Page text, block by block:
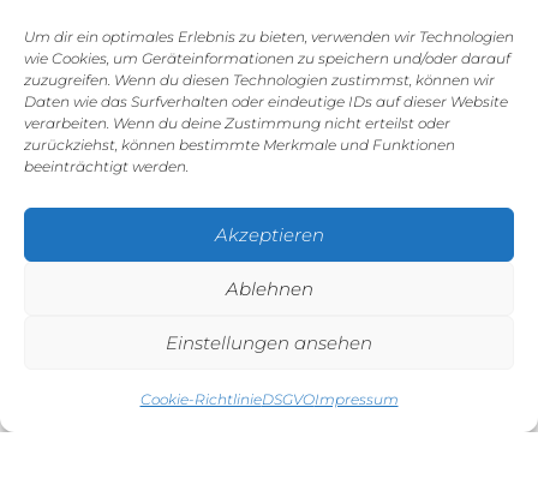
Um dir ein optimales Erlebnis zu bieten, verwenden wir Technologien
wie Cookies, um Geräteinformationen zu speichern und/oder darauf
zuzugreifen. Wenn du diesen Technologien zustimmst, können wir
Daten wie das Surfverhalten oder eindeutige IDs auf dieser Website
verarbeiten. Wenn du deine Zustimmung nicht erteilst oder
zurückziehst, können bestimmte Merkmale und Funktionen
beeinträchtigt werden.
Akzeptieren
Ablehnen
Einstellungen ansehen
Cookie-RichtlinieDSGVOImpressum